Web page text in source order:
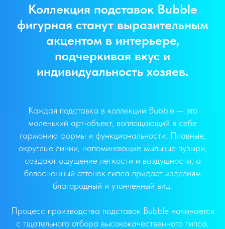
Коллекция подставок Bubble
фигурная станут выразительным
акцентом в интерьере,
подчеркивая вкус и
индивидуальность хозяев.
Каждая подставка в коллекции Bubble — это
маленький арт-объект, воплощающий в себе
гармонию формы и функциональности. Плавные,
округлые линии, напоминающие мыльные пузыри,
создают ощущение легкости и воздушности, а
белоснежный оттенок гипса придает изделиям
благородный и утонченный вид.
Процесс производства подставок Bubble начинается
с тщательного отбора высококачественного гипса,